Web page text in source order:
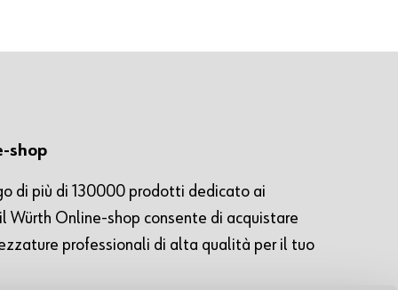
shop
di più di 130000 prodotti dedicato ai
Würth Online-shop consente di acquistare
professionali di alta qualità per il tuo